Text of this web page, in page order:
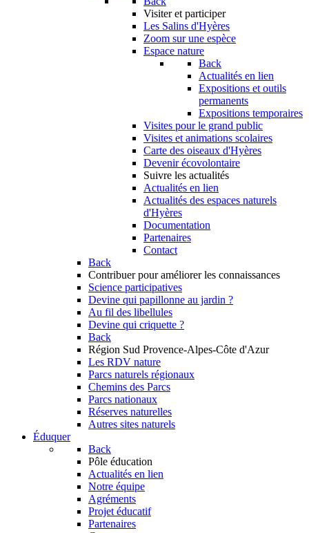
Visiter et participer
Les Salins d'Hyères
Zoom sur une espèce
Espace nature
Back
Actualités en lien
Expositions et outils
permanents
Expositions temporaires
Visites pour le grand public
Visites et animations scolaires
Carte des oiseaux d'Hyères
Devenir écovolontaire
Suivre les actualités
Actualités en lien
Actualités des espaces naturels
d'Hyères
Documentation
Partenaires
Contact
Back
Contribuer pour améliorer les connaissances
Science participatives
Devine qui papillonne au jardin ?
Au fil des libellules
Devine qui criquette ?
Back
Région Sud Provence-Alpes-Côte d'Azur
Les RDV nature
Parcs naturels régionaux
Chemins des Parcs
Parcs nationaux
Réserves naturelles
Autres sites naturels
Éduquer
Back
Pôle éducation
Actualités en lien
Notre équipe
Agréments
Projet éducatif
Partenaires